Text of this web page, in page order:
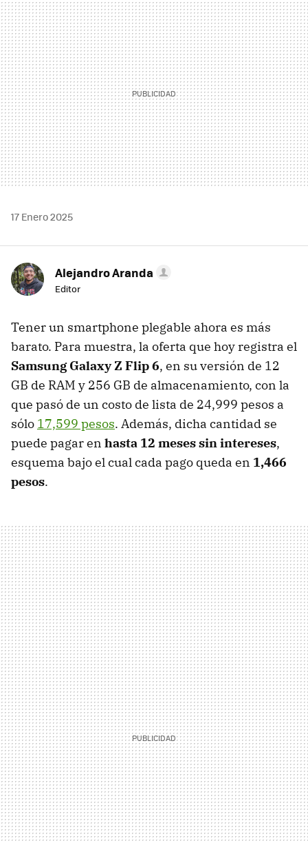
MAIL
17 Enero 2025
Alejandro Aranda
Editor
Tener un smartphone plegable ahora es más
barato. Para muestra, la oferta que hoy registra el
Samsung Galaxy Z Flip 6, en su versión de 12
GB de RAM y 256 GB de almacenamiento, con la
que pasó de un costo de lista de 24,999 pesos a
sólo 17,599 pesos. Además, dicha cantidad se
puede pagar en hasta 12 meses sin intereses,
esquema bajo el cual cada pago queda en 1,466
pesos.